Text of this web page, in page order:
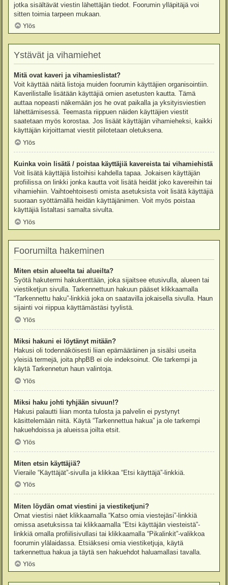
jotka sisältävät viestin lähettäjän tiedot. Foorumin ylläpitäjä voi
sitten toimia tarpeen mukaan.
Ylös
Ystävät ja vihamiehet
Mitä ovat kaveri ja vihamieslistat?
Voit käyttää näitä listoja muiden foorumin käyttäjien organisointiin.
Kaverilistalle lisätään käyttäjiä omien asetusten kautta. Tämä
auttaa nopeasti näkemään jos he ovat paikalla ja yksityisviestien
lähettämisessä. Teemasta riippuen näiden käyttäjien viestit
saatetaan myös korostaa. Jos lisäät käyttäjän vihamieheksi, kaikki
käyttäjän kirjoittamat viestit piilotetaan oletuksena.
Ylös
Kuinka voin lisätä / poistaa käyttäjiä kavereista tai vihamiehistä
Voit lisätä käyttäjiä listoihisi kahdella tapaa. Jokaisen käyttäjän
profiilissa on linkki jonka kautta voit lisätä heidät joko kavereihin tai
vihamiehiin. Vaihtoehtoisesti omista asetuksista voit lisätä käyttäjiä
suoraan syöttämällä heidän käyttäjänimen. Voit myös poistaa
käyttäjiä listaltasi samalta sivulta.
Ylös
Foorumilta hakeminen
Miten etsin alueelta tai alueilta?
Syötä hakutermi hakukenttään, joka sijaitsee etusivulla, alueen tai
viestiketjun sivulla. Tarkennettuun hakuun pääset klikkaamalla
“Tarkennettu haku”-linkkiä joka on saatavilla jokaisella sivulla. Haun
sijainti voi riippua käyttämästäsi tyylistä.
Ylös
Miksi hakuni ei löytänyt mitään?
Hakusi oli todennäköisesti liian epämääräinen ja sisälsi useita
yleisiä termejä, joita phpBB ei ole indeksoinut. Ole tarkempi ja
käytä Tarkennetun haun valintoja.
Ylös
Miksi haku johti tyhjään sivuun!?
Hakusi palautti liian monta tulosta ja palvelin ei pystynyt
käsittelemään niitä. Käytä “Tarkennettua hakua” ja ole tarkempi
hakuehdoissa ja alueissa joilta etsit.
Ylös
Miten etsin käyttäjiä?
Vieraile “Käyttäjät”-sivulla ja klikkaa “Etsi käyttäjä”-linkkiä.
Ylös
Miten löydän omat viestini ja viestiketjuni?
Omat viestisi näet klikkaamalla “Katso omia viestejäsi”-linkkiä
omissa asetuksissa tai klikkaamalla “Etsi käyttäjän viesteistä”-
linkkiä omalla profiilisivullasi tai klikkaamalla “Pikalinkit”-valikkoa
foorumin ylälaidassa. Etsiäksesi omia viestiketjuja, käytä
tarkennettua hakua ja täytä sen hakuehdot haluamallasi tavalla.
Ylös